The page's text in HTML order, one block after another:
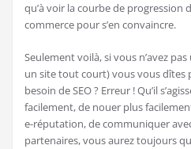
qu’à voir la courbe de progression
commerce pour s’en convaincre.
Seulement voilà, si vous n’avez
un site tout court) vous vous dîtes
besoin de SEO ? Erreur ! Qu’il
facilement, de nouer plus
e-réputation, de communiquer
partenaires, vous aurez toujours